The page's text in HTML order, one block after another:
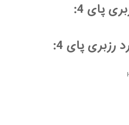
پای 4:
پای 4: